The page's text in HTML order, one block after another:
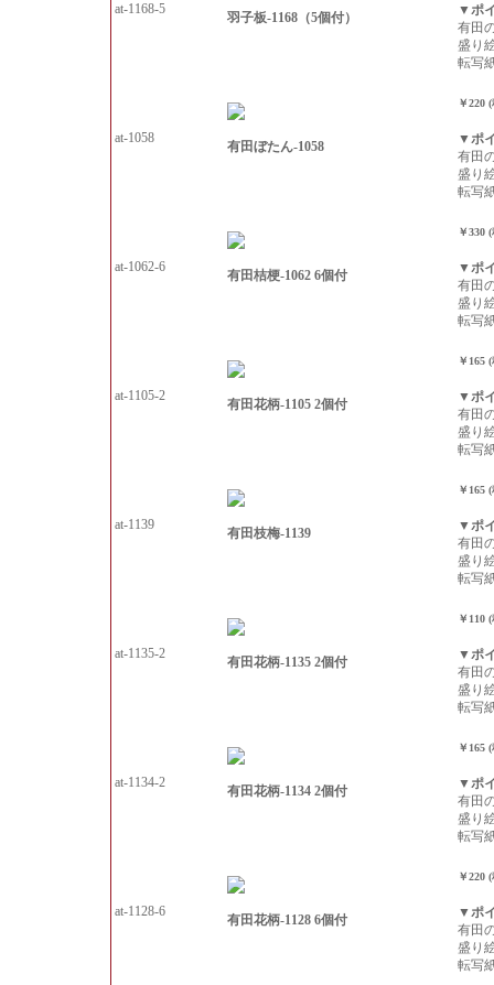
at-1168-5
羽子板-1168（5個付）
▼ポ
有田
盛り
転写
at-1058
有田ぼたん-1058
￥220
▼ポ
有田
盛り
転写
at-1062-6
有田桔梗-1062 6個付
￥330
▼ポ
有田
盛り
転写
at-1105-2
有田花柄-1105 2個付
￥165
▼ポ
有田
盛り
転写
at-1139
有田枝梅-1139
￥165
▼ポ
有田
盛り
転写
at-1135-2
有田花柄-1135 2個付
￥110
▼ポ
有田
盛り
転写
at-1134-2
有田花柄-1134 2個付
￥165
▼ポ
有田
盛り
転写
at-1128-6
有田花柄-1128 6個付
￥220
▼ポ
有田
盛り
転写